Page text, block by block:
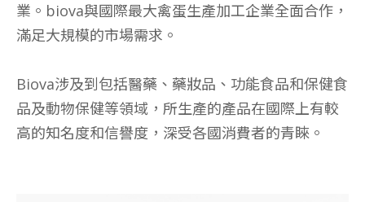
業。biova與國際最大禽蛋生產加工企業全面合作，
滿足大規模的市場需求。
Biova涉及到包括醫藥、藥妝品、功能食品和保健食
品及動物保健等領域，所生產的產品在國際上有較
高的知名度和信譽度，深受各國消費者的青睞。